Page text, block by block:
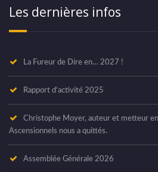
Les dernières infos
La Fureur de Dire en… 2027 !
Rapport d’activité 2025
Christophe Moyer, auteur et metteur en
Ascensionnels nous a quittés.
Assemblée Générale 2026